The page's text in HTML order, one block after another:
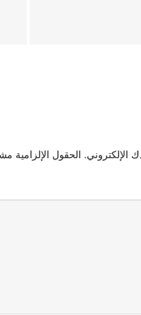
الإلكتروني. الحقول الإلزامية